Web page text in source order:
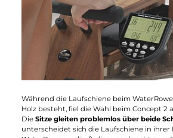
Bestes Rudergefühl -
Kettenantrieb?
Kettenantrieb treibt das Windrad
WaterRower hingegen setzt auf einen
der guten Dämpfungseigenschaft
Wasserwiderstand fällt die
Die permanenten Luftzüge
Kettenrasseln erinnert sehr an eine